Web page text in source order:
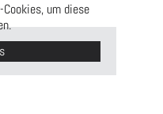
um diese